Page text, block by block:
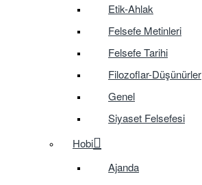
Etik-Ahlak
Felsefe Metinleri
Felsefe Tarihi
Filozoflar-Düşünürler
Genel
Siyaset Felsefesi
Hobi
Ajanda